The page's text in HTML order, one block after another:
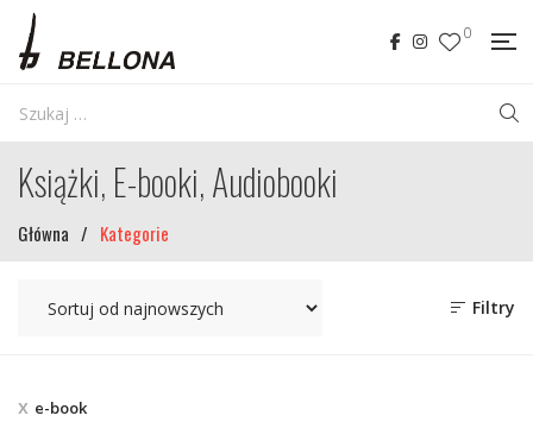
0
Książki, E-booki, Audiobooki
Główna / Kategorie
Filtry
e-book